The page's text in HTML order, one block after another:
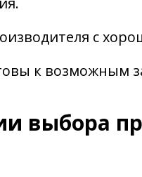
с
к возможным
выбора